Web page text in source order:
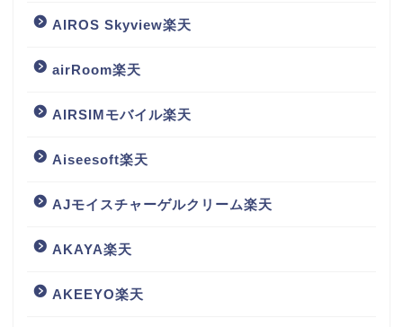
AIROS Skyview楽天
airRoom楽天
AIRSIMモバイル楽天
Aiseesoft楽天
AJモイスチャーゲルクリーム楽天
AKAYA楽天
AKEEYO楽天